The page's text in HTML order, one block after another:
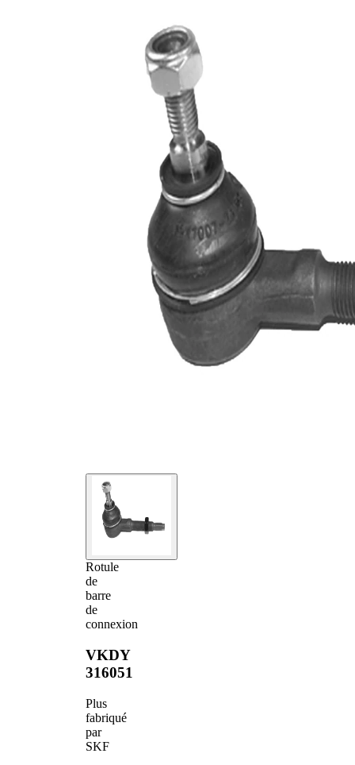
Rotule
de
barre
de
connexion
VKDY
316051
Plus
fabriqué
par
SKF